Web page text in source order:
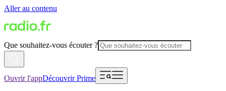
Aller au contenu
Que souhaitez-vous écouter ?
Ouvrir l'appDécouvrir Prime